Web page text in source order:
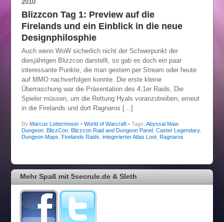
2010
Blizzcon Tag 1: Preview auf die
Firelands und ein Einblick in die neue
Designphilosphie
Auch wenn WoW sicherlich nicht der Schwerpunkt der
diesjährigen Blizzcon darstellt, so gab es doch ein paar
interessante Punkte, die man gestern per Stream oder heute
auf MMO nachverfolgen konnte. Die erste kleine
Überraschung war die Präsentation des 4.1er Raids. Die
Spieler müssen, um die Rettung Hyals voranzutreiben, erneut
in die Firelands und dort Ragnaros […]
By Marcus Lottermoser• World of Warcraft • Tags: Abyssal Maw
Dungeon, BlizzCon, Blizzcon Raid and Dungeon Panel, Caster Legendary,
Dungeon Maps Firelands Raids integerierter Atlas Loot, Ragnaros
Mehr Spaß mit 5secrule.de & Sleth